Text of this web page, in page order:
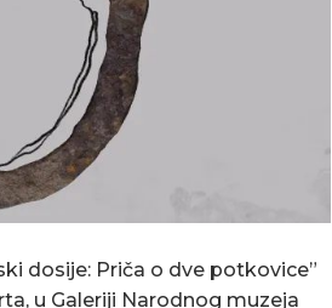
dosije: Priča o dve potkovice”
u Galeriji Narodnog muzeja